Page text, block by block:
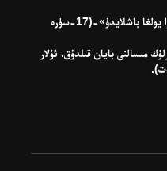
«شۈبھىسىزكى، بۇ قۇرئان ئەڭ توغرا يولغا باشلايدۇ»-(17-سۈرە
مىسالنى بايان قىلدۇق. ئۇلار